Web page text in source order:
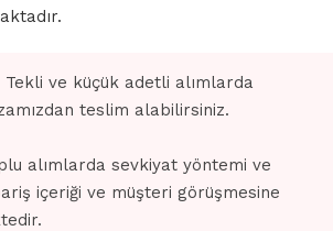
Tekli ve küçük adetli alımlarda
teslim alabilirsiniz.
alımlarda sevkiyat yöntemi ve
içeriği ve müşteri görüşmesine